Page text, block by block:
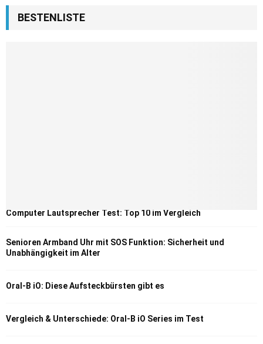
BESTENLISTE
Computer Lautsprecher Test: Top 10 im Vergleich
Senioren Armband Uhr mit SOS Funktion: Sicherheit und
Unabhängigkeit im Alter
Oral-B iO: Diese Aufsteckbürsten gibt es
Vergleich & Unterschiede: Oral-B iO Series im Test